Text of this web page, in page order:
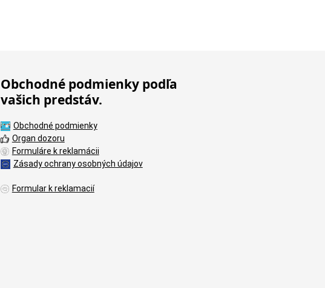
Obchodné podmienky podľa
vašich predstáv.
Obchodné podmienky
Organ dozoru
Formuláre k reklamácii
Zásady ochrany osobných údajov
Formular k reklamacií